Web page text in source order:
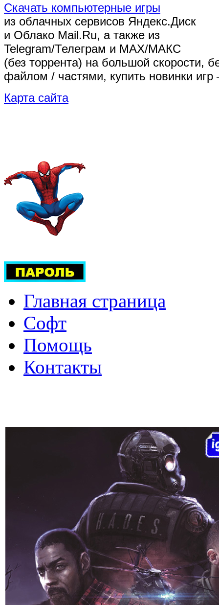
Скачать компьютерные игры
из облачных сервисов Яндекс.Диск
и Облако Mail.Ru, а также из
Telegram/Телеграм и MAX/МАКС
(без торрента) на большой скорости,
файлом / частями, купить новинки
Карта сайта
Главная страница
Софт
Помощь
Контакты